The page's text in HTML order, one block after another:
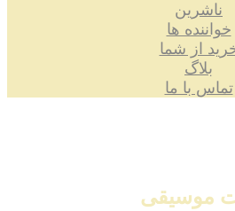
ناشرین
خواننده ها
از شما
بلاگ
تماس با ما
موسیقی